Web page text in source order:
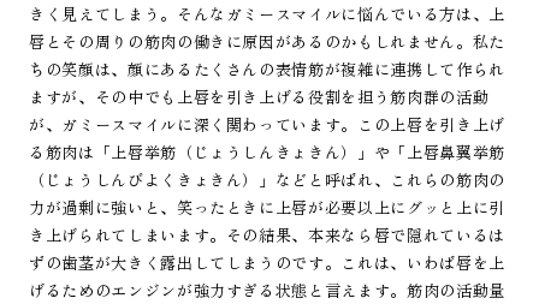
きく見えてしまう。そんなガミースマイルに悩んでいる方は、上
唇とその周りの筋肉の働きに原因があるのかもしれません。私た
ちの笑顔は、顔にあるたくさんの表情筋が複雑に連携して作られ
ますが、その中でも上唇を引き上げる役割を担う筋肉群の活動
が、ガミースマイルに深く関わっています。この上唇を引き上げ
る筋肉は「上唇挙筋（じょうしんきょきん）」や「上唇鼻翼挙筋
（じょうしんびよくきょきん）」などと呼ばれ、これらの筋肉の
力が過剰に強いと、笑ったときに上唇が必要以上にグッと上に引
き上げられてしまいます。その結果、本来なら唇で隠れているは
ずの歯茎が大きく露出してしまうのです。これは、いわば唇を上
げるためのエンジンが強力すぎる状態と言えます。筋肉の活動量